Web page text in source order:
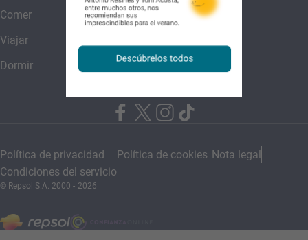
Comer
Viajar
Dormir
Contacto
Canal de ética
Política de privacidad Política de cookies Nota legal
Condiciones del servicio
© Repsol S.A. 2000- 2026